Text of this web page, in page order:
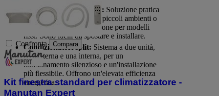
Condizionatori portatili: Soluzione pratica
e versatile per rinfrescare piccoli ambienti o
spazi privi di predisposizione per modelli
fissi. Sono facili da spostare e installare.
Condizionatori split: Sistema a due unità,
una esterna e una interna, per un
funzionamento silenzioso e un'installazione
più flessibile. Offrono un'elevata efficienza
energetica.
Confronta Compara
Kit finestra standard per climatizzatore -
Manutan Expert